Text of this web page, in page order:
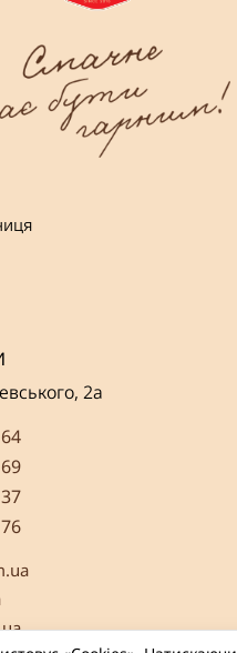
2а